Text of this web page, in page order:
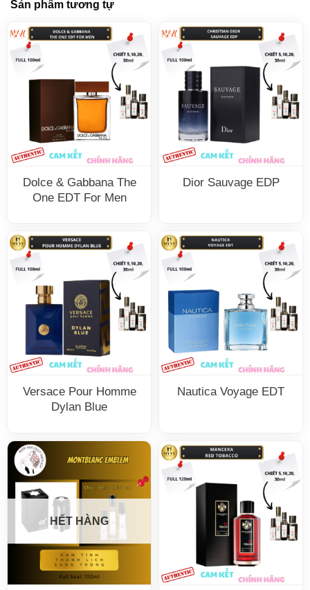
Sản phẩm tương tự
Dolce & Gabbana The
One EDT For Men
Dior Sauvage EDP
Versace Pour Homme
Dylan Blue
Nautica Voyage EDT
HẾT HÀNG